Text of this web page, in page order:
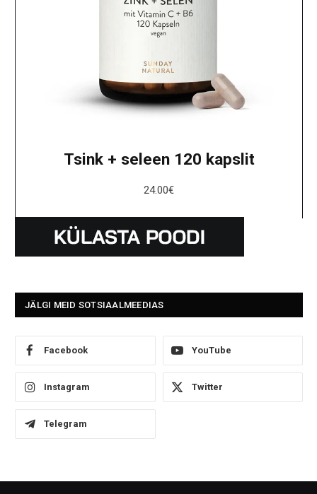
Tsink + seleen 120 kapslit
24.00€
JÄLGI MEID SOTSIAALMEEDIAS
Facebook YouTube
Instagram Twitter
Telegram